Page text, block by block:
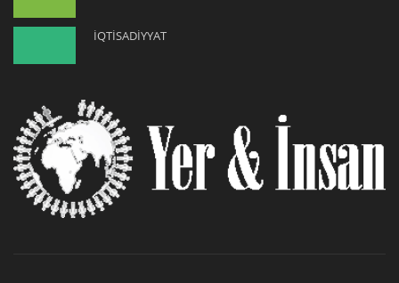
İQTİSADİYYAT